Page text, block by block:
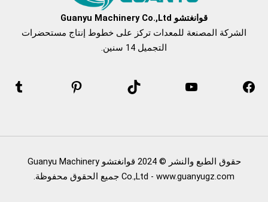
قوانغتشو Guanyu Machinery Co.,Ltd
الشركة المصنعة للمعدات تركز على خطوط إنتاج مستحضرات
التجميل 14 سنين.
حقوق الطبع والنشر © 2024 قوانغتشو Guanyu Machinery
Co.,Ltd - www.guanyugz.com جميع الحقوق محفوظة.